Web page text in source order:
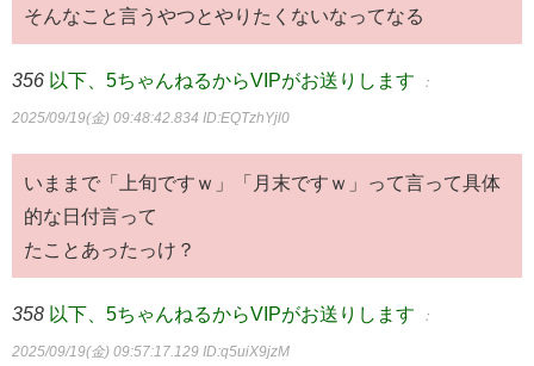
そんなこと言うやつとやりたくないなってなる
356 以下、5ちゃんねるからVIPがお送りします ：
2025/09/19(金) 09:48:42.834 ID:EQTzhYjl0
いままで「上旬ですｗ」「月末ですｗ」って言って具体
的な日付言って
たことあったっけ？
358 以下、5ちゃんねるからVIPがお送りします ：
2025/09/19(金) 09:57:17.129 ID:q5uiX9jzM